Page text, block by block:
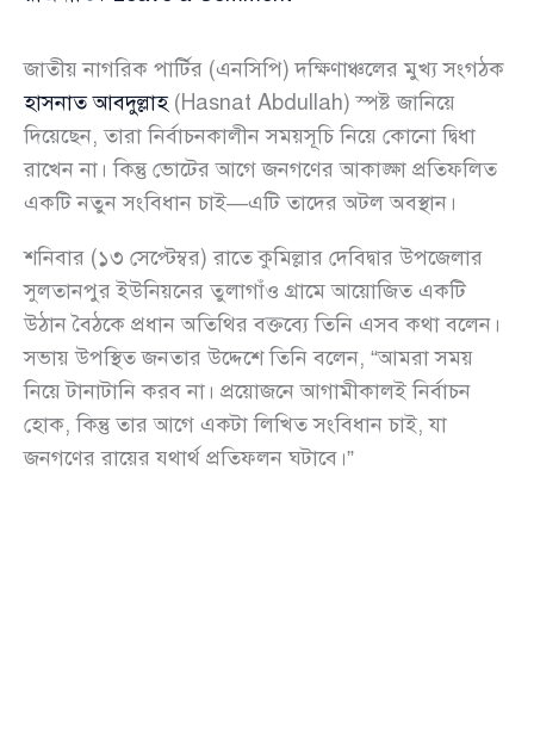
জাতীয় নাগরিক পার্টির (এনসিপি) দক্ষিণাঞ্চলের মুখ্য সংগঠক
হাসনাত আবদুল্লাহ(Hasnat Abdullah) স্পষ্ট জানিয়ে
দিয়েছেন, তারা নির্বাচনকালীন সময়সূচি নিয়ে কোনো দ্বিধা
রাখেন না। কিন্তু ভোটের আগে জনগণের আকাঙ্ক্ষা প্রতিফলিত
একটি নতুন সংবিধান চাই—এটি তাদের অটল অবস্থান।
শনিবার (১৩ সেপ্টেম্বর) রাতে কুমিল্লার দেবিদ্বার উপজেলার
সুলতানপুর ইউনিয়নের তুলাগাঁও গ্রামে আয়োজিত একটি
উঠান বৈঠকে প্রধান অতিথির বক্তব্যে তিনি এসব কথা বলেন।
সভায় উপস্থিত জনতার উদ্দেশে তিনি বলেন, “আমরা সময়
নিয়ে টানাটানি করব না। প্রয়োজনে আগামীকালই নির্বাচন
হোক, কিন্তু তার আগে একটা লিখিত সংবিধান চাই, যা
জনগণের রায়ের যথার্থ প্রতিফলন ঘটাবে।”